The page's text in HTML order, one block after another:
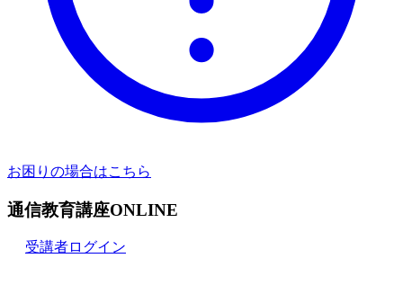
お困りの場合はこちら
通信教育講座ONLINE
受講者ログイン